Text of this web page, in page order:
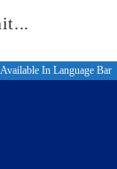
In Language Bar